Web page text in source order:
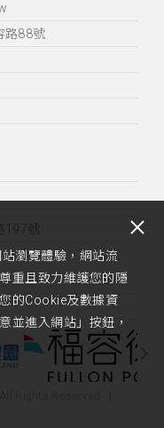
為您解
路88號
197號
Rights Reserved.
瀏覽體驗，網站流
重且致力維護您的隱
的Cookie及數據資
並進入網站」按鈕，